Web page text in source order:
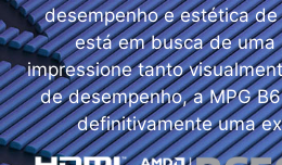
desempenho e estética
está em busca de uma
impressione tanto
de desempenho, a MPG
definitivamente uma